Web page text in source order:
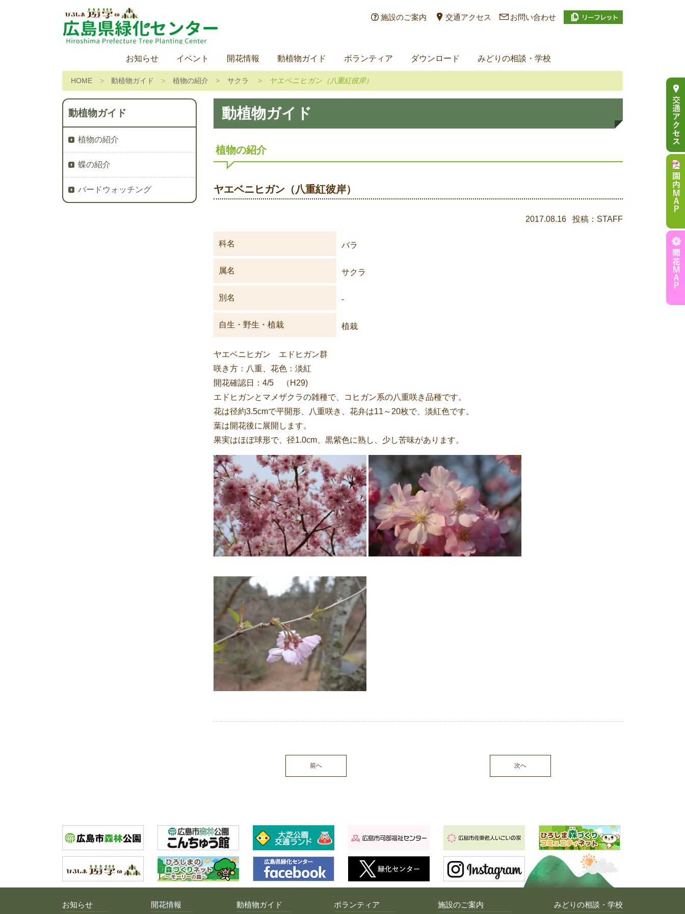
施設のご案内 交通アクセス お問い合わせ
お知らせ イベント 開花情報 動植物ガイド ボランティア ダウンロード みどりの相談・学校
HOME 動植物ガイド 植物の紹介 サクラ ヤエベニヒガン（八重紅彼岸）
動植物ガイド
植物の紹介
ヤエベニヒガン（八重紅彼岸）
2017.08.16 投稿：STAFF
科名 バラ
属名 サクラ
別名 -
自生・野生・植栽 植栽
ヤエベニヒガン エドヒガン群
咲き方：八重、花色：淡紅
開花確認日：4/5 （H29)
エドヒガンとマメザクラの雑種で、コヒガン系の八重咲き品種です。
花は径約3.5cmで平開形、八重咲き、花弁は11～20枚で、淡紅色です。
葉は開花後に展開します。
果実はほぼ球形で、径1.0cm、黒紫色に熟し、少し苦味があります。
前へ 次へ
動植物ガイド
植物の紹介
蝶の紹介
バードウォッチング
お知らせ 開花情報 動植物ガイド ボランティア 施設のご案内 みどりの相談・学校